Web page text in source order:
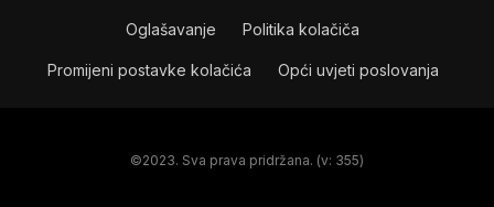
Oglašavanje Politika kolačiča
Promijeni postavke kolačića Opći uvjeti poslovanja
©2023. Sva prava pridržana. (v: 355)